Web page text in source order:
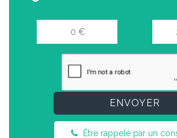
ENVOYER
Être rappelé par un